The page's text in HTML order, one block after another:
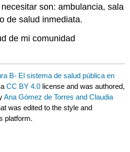
son: ambulancia, sala
de salud inmediata.
de mi comunidad
B- El sistema de salud pública en
aCC BY 4.0 license and was authored,
Ana Gómez de Torres and Claudia
was edited to the style and
platform.